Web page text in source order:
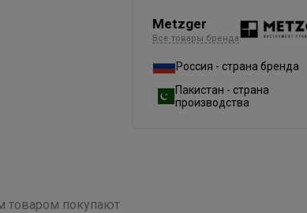
Metzger
Все товары бренда
Россия - страна бренда
Пакистан - страна
производства
товаром покупают